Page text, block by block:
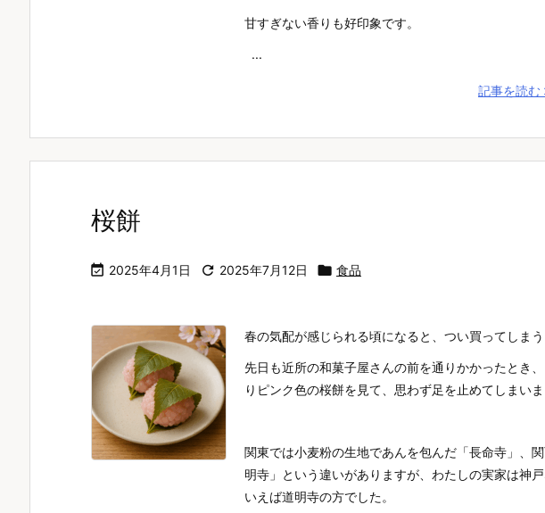
甘すぎない香りも好印象です。
...
記事を読む
桜餅
 2025年4月1日  2025年7月12日  食品
春の気配が感じられる頃になると、つい買ってしま
先日も近所の和菓子屋さんの前を通りかかったとき
りピンク色の桜餅を見て、思わず足を止めてしまいま
関東では小麦粉の生地であんを包んだ「長命寺」、
明寺」という違いがありますが、わたしの実家は神
いえば道明寺の方でした。